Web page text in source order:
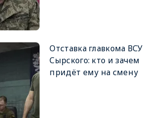
Отставка главкома ВСУ
Сырского: кто и зачем
придёт ему на смену